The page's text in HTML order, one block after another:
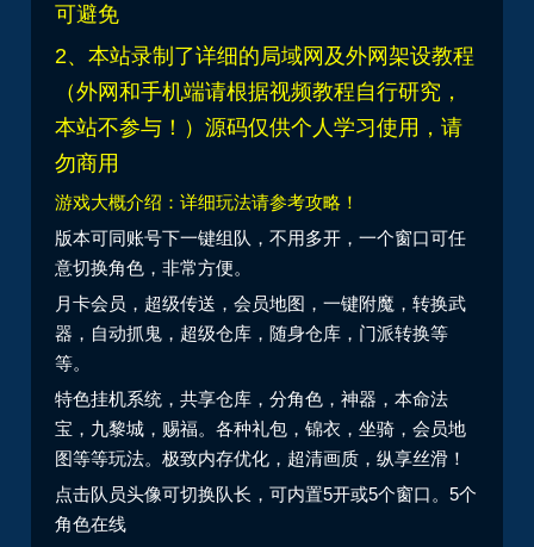
可避免
2、本站录制了详细的局域网及外网架设教程
（外网和手机端请根据视频教程自行研究，
本站不参与！）源码仅供个人学习使用，请
勿商用
游戏大概介绍：详细玩法请参考攻略！
版本可同账号下一键组队，不用多开，一个窗口可任
意切换角色，非常方便。
月卡会员，超级传送，会员地图，一键附魔，转换武
器，自动抓鬼，超级仓库，随身仓库，门派转换等
等。
特色挂机系统，共享仓库，分角色，神器，本命法
宝，九黎城，赐福。各种礼包，锦衣，坐骑，会员地
图等等玩法。极致内存优化，超清画质，纵享丝滑！
点击队员头像可切换队长，可内置5开或5个窗口。5个
角色在线